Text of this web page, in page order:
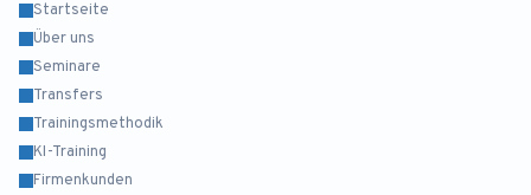
Startseite
Über uns
Seminare
Transfers
Trainingsmethodik
KI-Training
Firmenkunden